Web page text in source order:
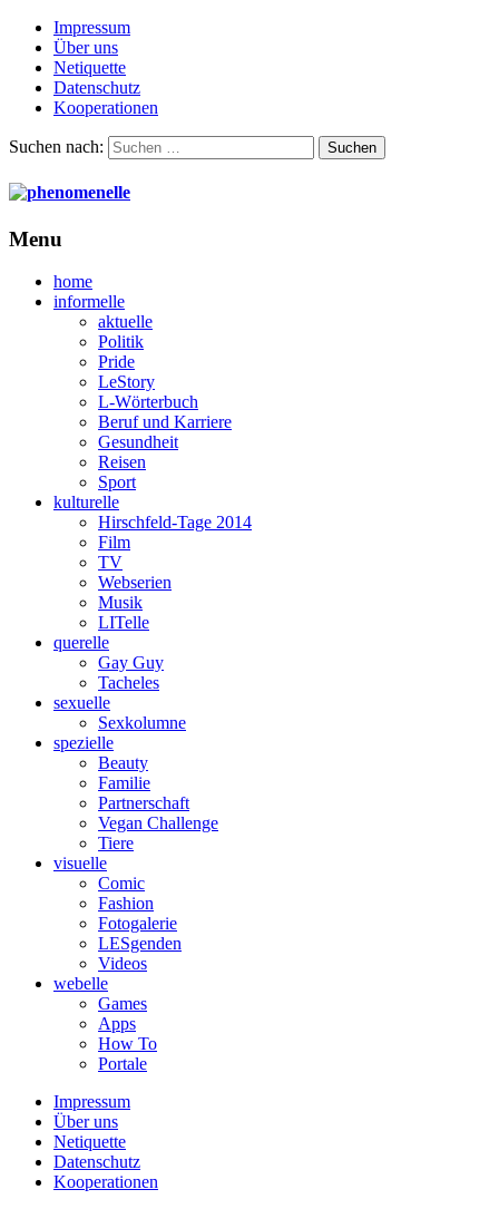
Impressum
Über uns
Netiquette
Datenschutz
Kooperationen
Suchen nach:
Menu
home
informelle
aktuelle
Politik
Pride
LeStory
L-Wörterbuch
Beruf und Karriere
Gesundheit
Reisen
Sport
kulturelle
Hirschfeld-Tage 2014
Film
TV
Webserien
Musik
LITelle
querelle
Gay Guy
Tacheles
sexuelle
Sexkolumne
spezielle
Beauty
Familie
Partnerschaft
Vegan Challenge
Tiere
visuelle
Comic
Fashion
Fotogalerie
LESgenden
Videos
webelle
Games
Apps
How To
Portale
Impressum
Über uns
Netiquette
Datenschutz
Kooperationen